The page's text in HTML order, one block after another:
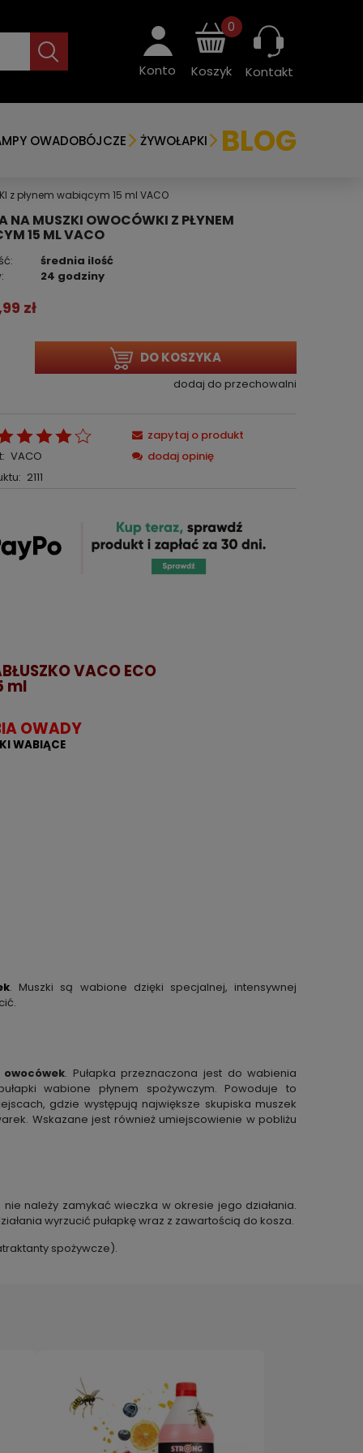
Konto Koszyk
0
Kontakt
OWADOBÓJCZE ŻYWOŁAPKI BLOG
z płynem wabiącym 15 ml VACO
NA MUSZKI OWOCÓWKI Z PŁYNEM
15 ML VACO
średnia ilość
24 godziny
zł
DO KOSZYKA
dodaj do przechowalni
VACO
2111
zapytaj o produkt
dodaj opinię
VACO ECO
ml
OWADY
WABIĄCE
. Muszki są wabione dzięki specjalnej, intensywnej
owocówek. Pułapka przeznaczona jest do wabienia
wabione płynem spożywczym. Powoduje to
gdzie występują największe skupiska muszek
Wskazane jest również umiejscowienie w pobliżu
należy zamykać wieczka w okresie jego działania.
wyrzucić pułapkę wraz z zawartością do kosza.
spożywcze).